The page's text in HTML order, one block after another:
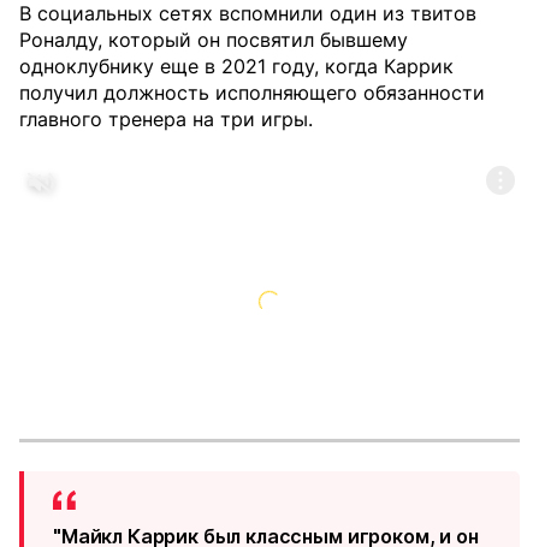
В социальных сетях вспомнили один из твитов
Роналду, который он посвятил бывшему
одноклубнику еще в 2021 году, когда Каррик
получил должность исполняющего обязанности
главного тренера на три игры.
"Майкл Каррик был классным игроком, и он